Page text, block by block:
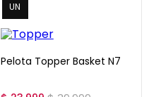
UN
Pelota Topper Basket N7